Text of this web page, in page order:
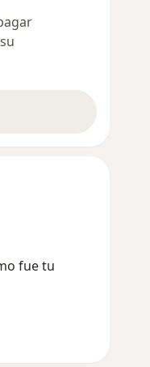
fue tu